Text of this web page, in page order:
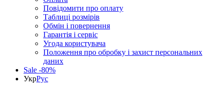
Повідомити про оплату
Таблиці розмірів
Обмін і повернення
Гарантія і сервіс
Угода користувача
Положення про обробку і захист персональних
даних
Sale -80%
УкрРус